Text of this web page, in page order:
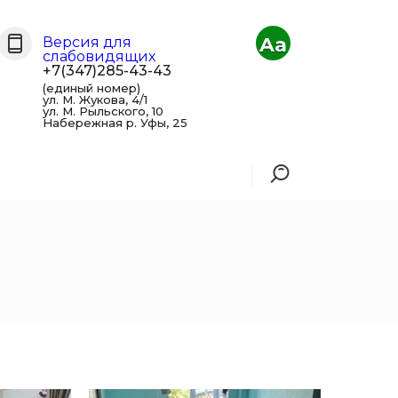
Версия для
слабовидящих
+7(347)285-43-43
(единый номер)
ул. М. Жукова, 4/1
ул. М. Рыльского, 10
Набережная р. Уфы, 25
Aa